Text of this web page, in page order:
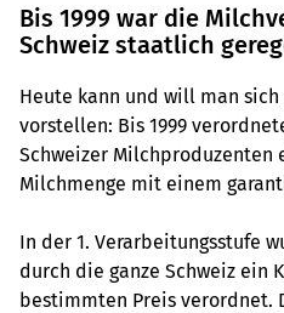
Bis 1999 war die
Schweiz staatlich
Heute kann und will man
vorstellen: Bis 1999
Schweizer Milchproduzenten
Milchmenge mit einem
In der 1. Verarbeitungsstufe
durch die ganze Schweiz ein
bestimmten Preis verordnet.